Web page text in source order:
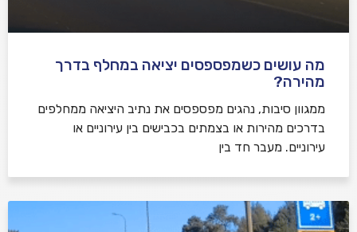
מה עושים כשמפספסים יציאה במחלף בדרך
מהירה?
ממגוון סיבות, נהגים מפספסים את נתיב היציאה ממחלפים
בדרכים מהירות או בצמתים בכבישים בין עירוניים או
עירוניים. מעבר חד בין